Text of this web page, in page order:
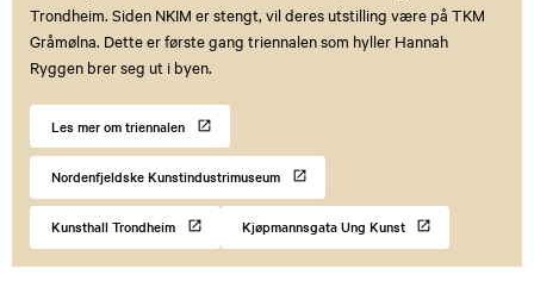
Trondheim. Siden NKIM er stengt, vil deres utstilling være på TKM
Gråmølna. Dette er første gang triennalen som hyller Hannah
Ryggen brer seg ut i byen.
Les mer om triennalen
Nordenfjeldske Kunstindustrimuseum
Kunsthall Trondheim Kjøpmannsgata Ung Kunst